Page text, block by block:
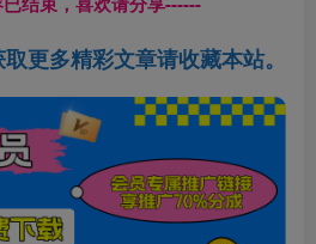
更多精彩文章请收藏本站。